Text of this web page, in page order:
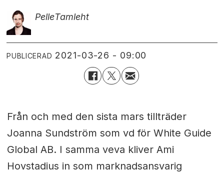
PelleTamleht
PUBLICERAD 2021-03-26 - 09:00
Från och med den sista mars tillträder
Joanna Sundström som vd för White Guide
Global AB. I samma veva kliver Ami
Hovstadius in som marknadsansvarig